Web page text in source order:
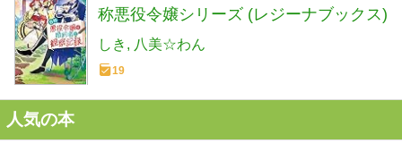
称悪役令嬢シリーズ (レジーナブックス)
しき 八美☆わん
19
人気の本